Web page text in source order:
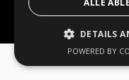
FRAMEWORK·
ALLE
DETAILS
POWERED BY